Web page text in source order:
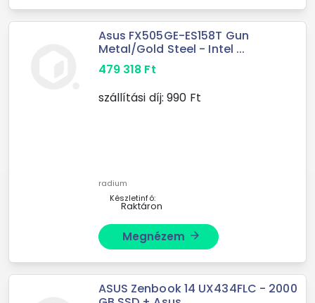
Asus FX505GE-ES158T Gun
Metal/Gold Steel - Intel ...
479 318 Ft
szállítási díj: 990 Ft
radium
Készletinfó:
Raktáron
Megnézem arrow_forward
ASUS Zenbook 14 UX434FLC - 2000